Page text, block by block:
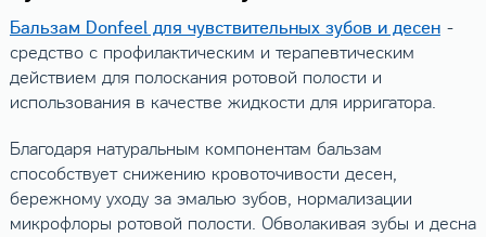
Бальзам Donfeel для чувствительных зубов и десен-
средство с профилактическим и терапевтическим
действием для полоскания ротовой полости и
использования в качестве жидкости для ирригатора.
Благодаря натуральным компонентам бальзам
способствует снижению кровоточивости десен,
бережному уходу за эмалью зубов, нормализации
микрофлоры ротовой полости. Обволакивая зубы и десна